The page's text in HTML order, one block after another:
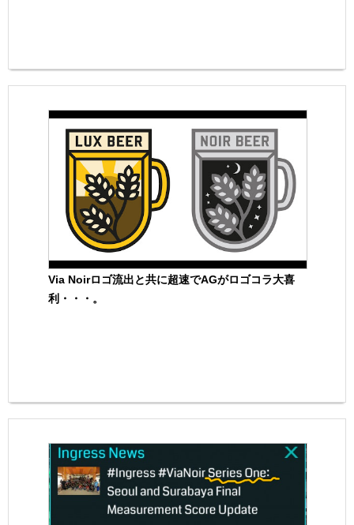
Via Noirロゴ流出と共に超速でAGがロゴコラ大喜
利・・・。